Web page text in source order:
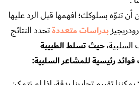
تنوّه بسلوكك؛ افهمها قبل الرد عليها
بدراسات متعددةتحدد النتائج
السلبية،حيث تسلط الطبيبة
رئيسية للمشاعر السلبية: